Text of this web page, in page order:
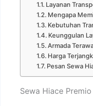
Layanan
Mengapa
Kebutuhan
Keunggulan
Armada
Harga
Pesan Sewa
Sewa Hiace